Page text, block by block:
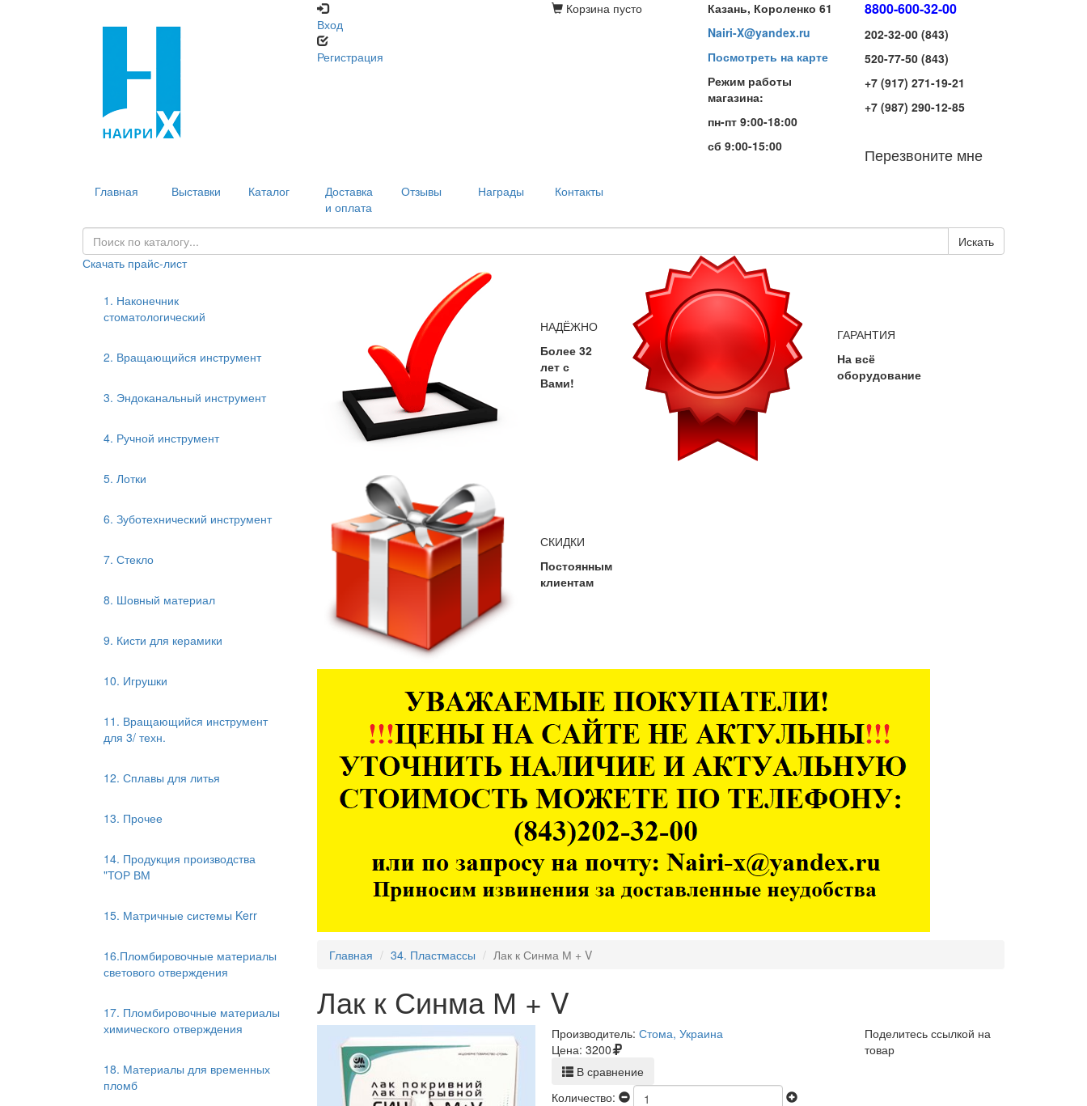
Вход
Регистрация
Корзина пусто
Казань, Короленко 61
Nairi-X@yandex.ru
Посмотреть на карте
Режим работы
магазина:
пн-пт 9:00-18:00
сб 9:00-15:00
8800-600-32-00
202-32-00 (843)
520-77-50 (843)
+7 (917) 271-19-21
+7 (987) 290-12-85
Перезвоните мне
Главная Выставки Каталог
Доставка
и оплата
Отзывы Награды Контакты
Искать
Скачать прайс-лист
1. Наконечник
стоматологический
2. Вращающийся инструмент
3. Эндоканальный инструмент
4. Ручной инструмент
5. Лотки
6. Зуботехнический инструмент
7. Стекло
8. Шовный материал
9. Кисти для керамики
10. Игрушки
11. Вращающийся инструмент
для 3/ техн.
12. Сплавы для литья
13. Прочее
14. Продукция производства
"ТОР ВМ
15. Матричные системы Kerr
16.Пломбировочные материалы
светового отверждения
17. Пломбировочные материалы
химического отверждения
18. Материалы для временных
пломб
НАДЁЖНО
Более 32
лет с
Вами!
ГАРАНТИЯ
На всё
оборудование
СКИДКИ
Постоянным
клиентам
Главная 34. Пластмассы Лак к Синма М + V
Лак к Синма М + V
Производитель: Стома, Украина
Цена: 3200
В сравнение
Количество:
Поделитесь ссылкой на
товар